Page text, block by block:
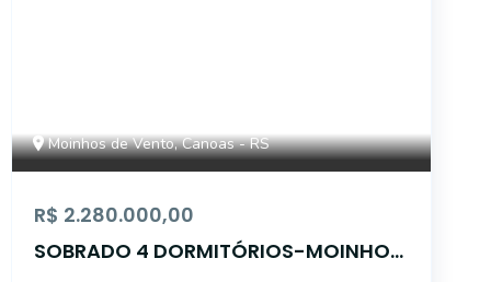
Moinhos de Vento, Canoas - RS
R$ 2.280.000,00
SOBRADO 4 DORMITÓRIOS-MOINHOS